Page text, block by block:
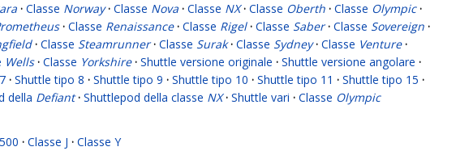
· Classe Norway · Classe Nova · Classe NX · Classe Oberth · Classe Olympic ·
· Classe Renaissance · Classe Rigel · Classe Saber · Classe Sovereign ·
· Classe Steamrunner · Classe Surak · Classe Sydney · Classe Venture ·
Wells · Classe Yorkshire · Shuttle versione originale · Shuttle versione angolare ·
· Shuttle tipo 8 · Shuttle tipo 9 · Shuttle tipo 10 · Shuttle tipo 11 · Shuttle tipo 15 ·
della Defiant · Shuttlepod della classe NX · Shuttle vari · Classe Olympic
· Classe J · Classe Y